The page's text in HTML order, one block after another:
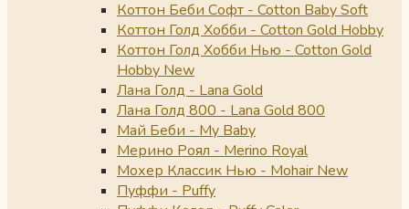
Коттон Беби Софт - Cotton Baby Soft
Коттон Голд Хобби - Cotton Gold Hobby
Коттон Голд Хобби Нью - Cotton Gold
Hobby New
Лана Голд - Lana Gold
Лана Голд 800 - Lana Gold 800
Май Беби - My Baby
Мерино Роял - Merino Royal
Мохер Классик Нью - Mohair New
Пуффи - Puffy